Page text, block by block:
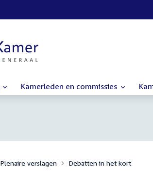
Kamerleden en commissies
Plenaire verslagen Debatten in het kort